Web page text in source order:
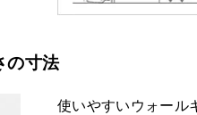
の寸法
使いやすいウォール